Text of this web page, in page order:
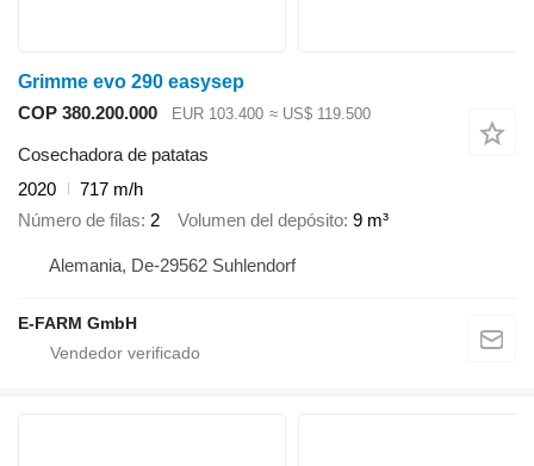
Grimme evo 290 easysep
COP 380.200.000
EUR 103.400 ≈ US$ 119.500
Cosechadora de patatas
2020
717 m/h
Número de filas 2 Volumen del depósito 9 m³
Alemania, De-29562 Suhlendorf
E-FARM GmbH